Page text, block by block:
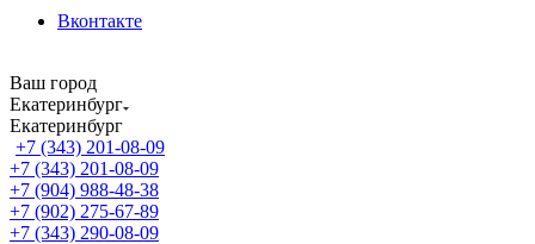
Вконтакте
Ваш город
Екатеринбург
Екатеринбург
+7 (343) 201-08-09
+7 (343) 201-08-09
+7 (904) 988-48-38
+7 (902) 275-67-89
+7 (343) 290-08-09